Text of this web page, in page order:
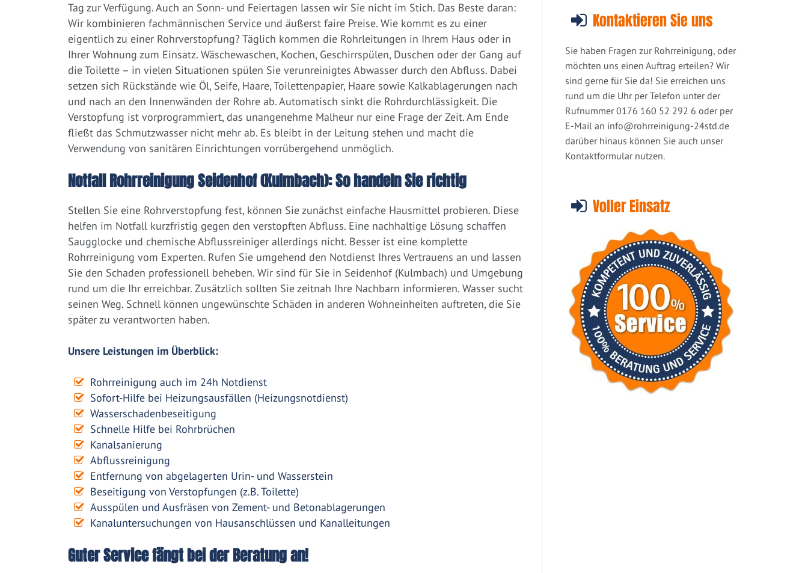
Kontaktieren Sie uns
Sie haben Fragen zur Rohrreinigung, oder
möchten uns einen Auftrag erteilen? Wir
sind gerne für Sie da! Sie erreichen uns
rund um die Uhr per Telefon unter der
Rufnummer 0176 160 52 292 6 oder per
E-Mail an info@rohrreinigung-24std.de
darüber hinaus können Sie auch unser
Kontaktformular nutzen.
Tag zur Verfügung. Auch an Sonn- und Feiertagen lassen wir Sie nicht im Stich. Das Beste daran:
Wir kombinieren fachmännischen Service und äußerst faire Preise. Wie kommt es zu einer
eigentlich zu einer Rohrverstopfung? Täglich kommen die Rohrleitungen in Ihrem Haus oder in
Ihrer Wohnung zum Einsatz. Wäschewaschen, Kochen, Geschirrspülen, Duschen oder der Gang auf
die Toilette – in vielen Situationen spülen Sie verunreinigtes Abwasser durch den Abfluss. Dabei
setzen sich Rückstände wie Öl, Seife, Haare, Toilettenpapier, Haare sowie Kalkablagerungen nach
und nach an den Innenwänden der Rohre ab. Automatisch sinkt die Rohrdurchlässigkeit. Die
Verstopfung ist vorprogrammiert, das unangenehme Malheur nur eine Frage der Zeit. Am Ende
fließt das Schmutzwasser nicht mehr ab. Es bleibt in der Leitung stehen und macht die
Verwendung von sanitären Einrichtungen vorrübergehend unmöglich.
Notfall Rohrreinigung Seidenhof (Kulmbach): So handeln Sie richtig
Stellen Sie eine Rohrverstopfung fest, können Sie zunächst einfache Hausmittel probieren. Diese
helfen im Notfall kurzfristig gegen den verstopften Abfluss. Eine nachhaltige Lösung schaffen
Saugglocke und chemische Abflussreiniger allerdings nicht. Besser ist eine komplette
Rohrreinigung vom Experten. Rufen Sie umgehend den Notdienst Ihres Vertrauens an und lassen
Sie den Schaden professionell beheben. Wir sind für Sie in Seidenhof (Kulmbach) und Umgebung
rund um die Ihr erreichbar. Zusätzlich sollten Sie zeitnah Ihre Nachbarn informieren. Wasser sucht
seinen Weg. Schnell können ungewünschte Schäden in anderen Wohneinheiten auftreten, die Sie
später zu verantworten haben.
Unsere Leistungen im Überblick:
Rohrreinigung auch im 24h Notdienst
Sofort-Hilfe bei Heizungsausfällen (Heizungsnotdienst)
Wasserschadenbeseitigung
Schnelle Hilfe bei Rohrbrüchen
Kanalsanierung
Abflussreinigung
Entfernung von abgelagerten Urin- und Wasserstein
Beseitigung von Verstopfungen (z.B. Toilette)
Ausspülen und Ausfräsen von Zement- und Betonablagerungen
Kanaluntersuchungen von Hausanschlüssen und Kanalleitungen
Guter Service fängt bei der Beratung an!
Voller Einsatz